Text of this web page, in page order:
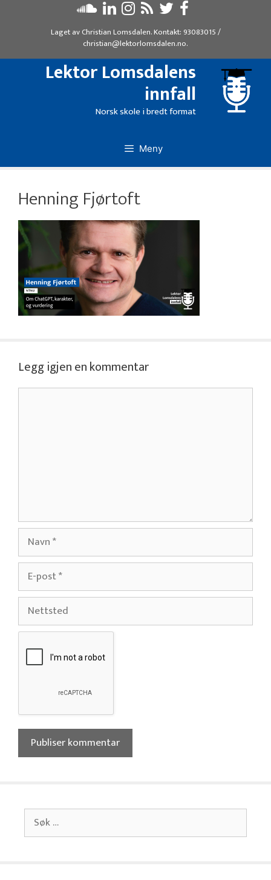
Laget avChristian Lomsdalen. Kontakt: 93083015/
christian@lektorlomsdalen.no.
Lektor Lomsdalens
innfall
Norsk skole i bredt format
Meny
Henning Fjørtoft
Legg igjen en kommentar
Navn
post
Nettsted
Søk
etter: